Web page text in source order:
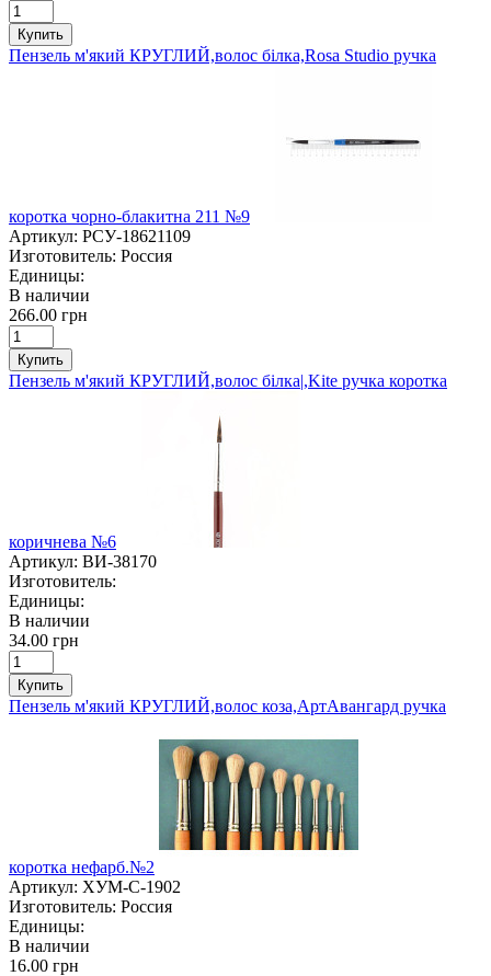
Купить
Пензель м'який КРУГЛИЙ,волос білка,Rosa Studio ручка
коротка чорно-блакитна 211 №9
Артикул: РСУ-18621109
Изготовитель: Россия
Единицы:
В наличии
266.00 грн
Купить
Пензель м'який КРУГЛИЙ,волос білка|,Kite ручка коротка
коричнева №6
Артикул: ВИ-38170
Изготовитель:
Единицы:
В наличии
34.00 грн
Купить
Пензель м'який КРУГЛИЙ,волос коза,АртАвангард ручка
коротка нефарб.№2
Артикул: ХУМ-C-1902
Изготовитель: Россия
Единицы:
В наличии
16.00 грн